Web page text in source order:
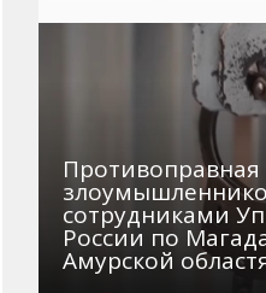
Телефоны
Автобусы
Таблица
Интернет
Жилье
Не мусорить
Противоправная
сотрудниками
России по
Амурской